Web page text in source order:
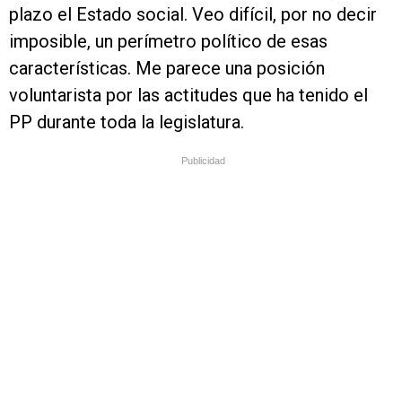
plazo el Estado social. Veo difícil, por no decir
imposible, un perímetro político de esas
características. Me parece una posición
voluntarista por las actitudes que ha tenido el
PP durante toda la legislatura.
Publicidad